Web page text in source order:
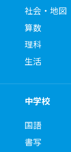
社会・地図
算数
理科
生活
中学校
国語
書写